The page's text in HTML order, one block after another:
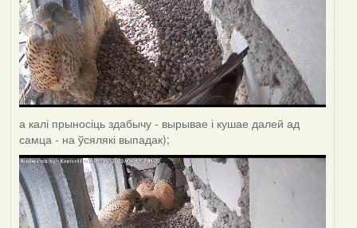
а калі прыносіць здабычу - вырывае і кушае далей ад
самца - на ўсялякі выпадак);